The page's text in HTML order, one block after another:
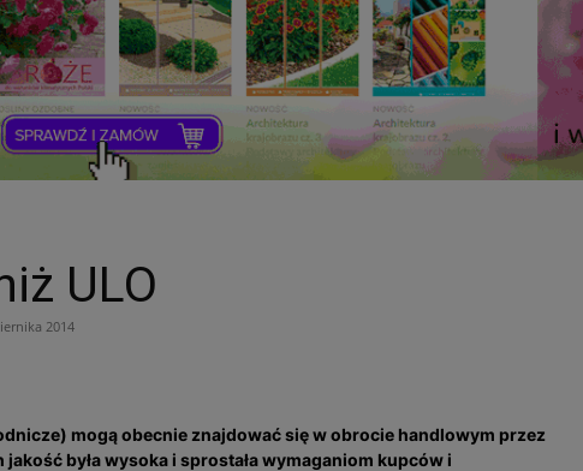
ULO
2014
mogą obecnie znajdować się w obrocie handlowym przez
była wysoka i sprostała wymaganiom kupców i